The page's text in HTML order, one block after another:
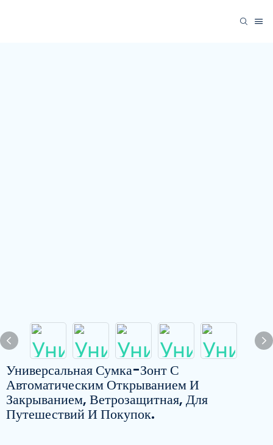
Универсальная Сумка-Зонт С
Автоматическим Открыванием И
Закрыванием, Ветрозащитная, Для
Путешествий И Покупок.